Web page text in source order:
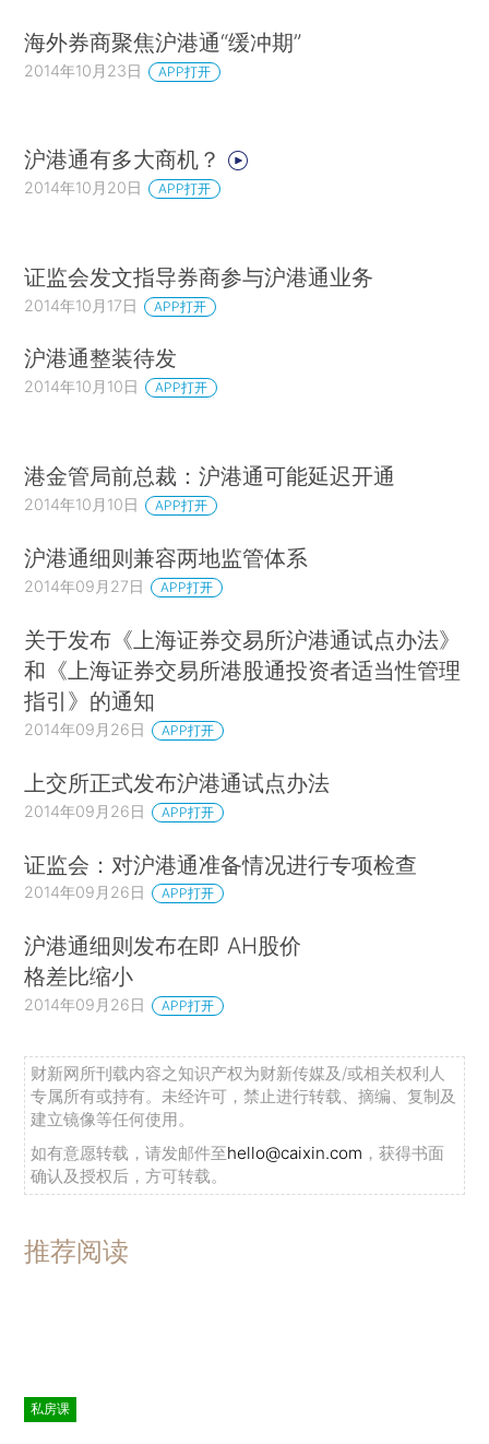
海外券商聚焦沪港通“缓冲期”
2014年10月23日 APP打开
沪港通有多大商机？
2014年10月20日 APP打开
证监会发文指导券商参与沪港通业务
2014年10月17日 APP打开
沪港通整装待发
2014年10月10日 APP打开
港金管局前总裁：沪港通可能延迟开通
2014年10月10日 APP打开
沪港通细则兼容两地监管体系
2014年09月27日 APP打开
关于发布《上海证券交易所沪港通试点办法》
和《上海证券交易所港股通投资者适当性管理
指引》的通知
2014年09月26日 APP打开
上交所正式发布沪港通试点办法
2014年09月26日 APP打开
证监会：对沪港通准备情况进行专项检查
2014年09月26日 APP打开
沪港通细则发布在即 AH股价
格差比缩小
2014年09月26日 APP打开
财新网所刊载内容之知识产权为财新传媒及/或相关权利人
专属所有或持有。未经许可，禁止进行转载、摘编、复制及
建立镜像等任何使用。
如有意愿转载，请发邮件至hello@caixin.com ，获得书面
确认及授权后，方可转载。
推荐阅读
私房课